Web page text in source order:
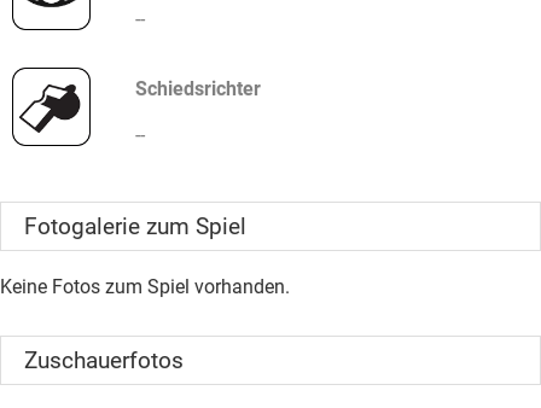
--
Schiedsrichter
--
Fotogalerie zum Spiel
Keine Fotos zum Spiel vorhanden.
Zuschauerfotos